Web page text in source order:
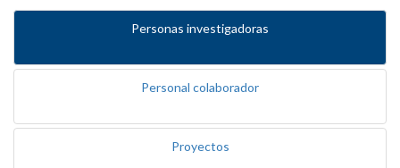
Personas investigadoras
Personal colaborador
Proyectos